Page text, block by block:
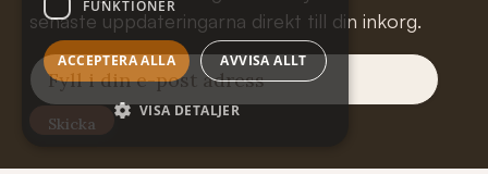
senaste uppdateringarna direkt till din inkorg.
FUNKTIONER
ACCEPTERA ALLA AVVISA ALLT
VISA DETALJER